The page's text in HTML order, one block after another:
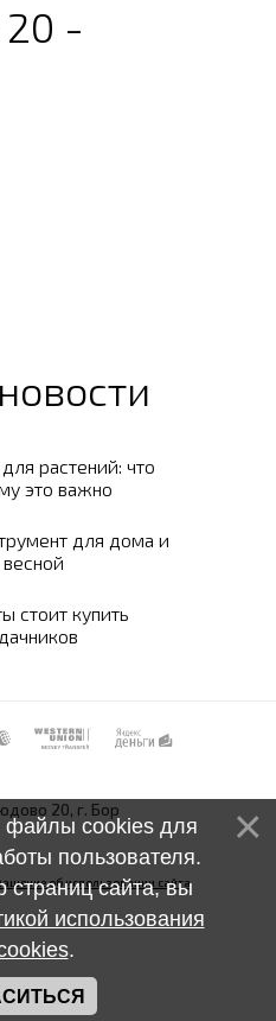
-
растений: что
это важно
для дома и
стоит купить
20, г. Бор
об использовании сайта
файлы cookies для
пользователя.
сайта, вы
использования
.